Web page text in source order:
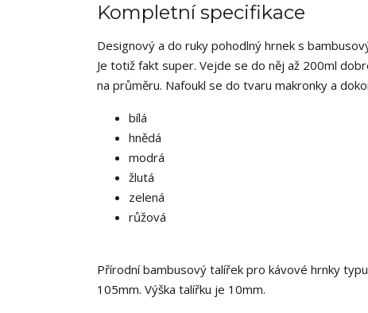
Kompletní specifikace
Designový a do ruky pohodlný hrnek s
Je totiž fakt super. Vejde se do něj až 200ml
na průměru. Nafoukl se do tvaru makronky a
bílá
hnědá
modrá
žlutá
zelená
růžová
Přírodní bambusový talířek pro kávové hrnky
105mm. Výška talířku je 10mm.